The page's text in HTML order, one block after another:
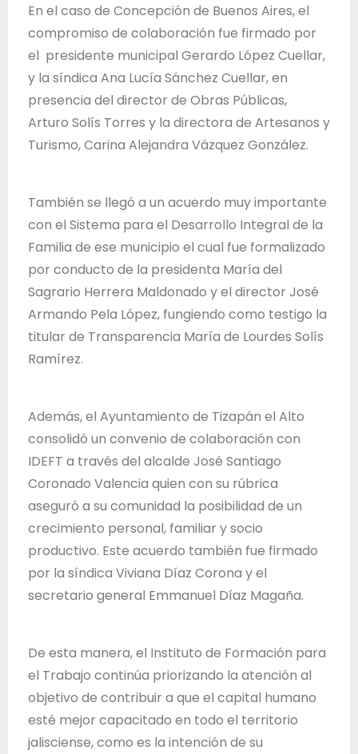
l
E
s
t
a
d
o
l
c
En el caso de Concepción de Buenos Aires, el
compromiso de colaboración fue firmado por
el presidente municipal Gerardo López Cuellar,
y la síndica Ana Lucía Sánchez Cuellar, en
presencia del director de Obras Públicas,
Arturo Solís Torres y la directora de Artesanos y
Turismo, Carina Alejandra Vázquez González.
También se llegó a un acuerdo muy importante
con el Sistema para el Desarrollo Integral de la
Familia de ese municipio el cual fue formalizado
por conducto de la presidenta María del
Sagrario Herrera Maldonado y el director José
Armando Pela López, fungiendo como testigo la
titular de Transparencia María de Lourdes Solís
Ramírez.
Además, el Ayuntamiento de Tizapán el Alto
consolidó un convenio de colaboración con
IDEFT a través del alcalde José Santiago
Coronado Valencia quien con su rúbrica
aseguró a su comunidad la posibilidad de un
crecimiento personal, familiar y socio
productivo. Este acuerdo también fue firmado
por la síndica Viviana Díaz Corona y el
secretario general Emmanuel Díaz Magaña.
De esta manera, el Instituto de Formación para
el Trabajo continúa priorizando la atención al
objetivo de contribuir a que el capital humano
esté mejor capacitado en todo el territorio
jalisciense, como es la intención de su